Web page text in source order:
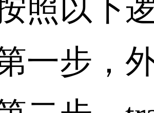
照以下
步，外